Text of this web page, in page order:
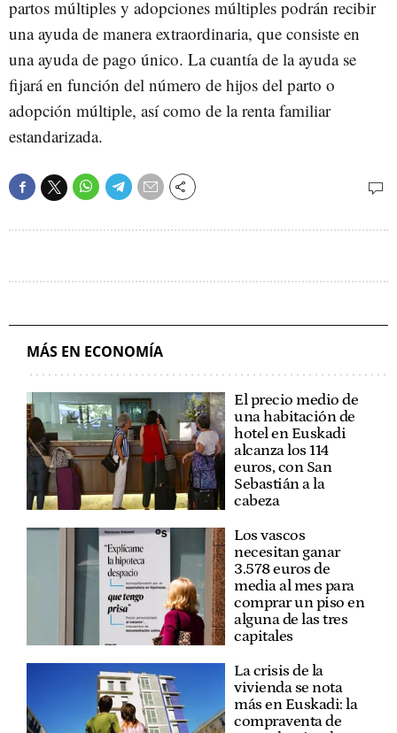
partos múltiples y adopciones múltiples podrán recibir
una ayuda de manera extraordinaria, que consiste en
una ayuda de pago único. La cuantía de la ayuda se
fijará en función del número de hijos del parto o
adopción múltiple, así como de la renta familiar
estandarizada.
MÁS EN ECONOMÍA
El precio medio de
una habitación de
hotel en Euskadi
alcanza los 114
euros, con San
Sebastián a la
cabeza
Los vascos
necesitan ganar
3.578 euros de
media al mes para
comprar un piso en
alguna de las tres
capitales
La crisis de la
vivienda se nota
más en Euskadi: la
compraventa de